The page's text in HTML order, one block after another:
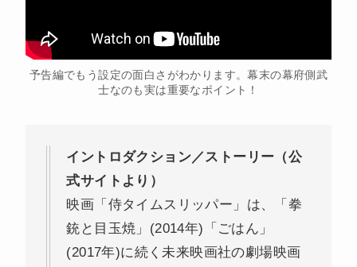
予告編でもう設定の面白さがわかります。幕末の幕府側武
士なのも実は重要なポイント！
イントロダクション／ストーリー（公
式サイトより）
映画「侍タイムスリッパー」は、「拳
銃と目玉焼」(2014年)「ごはん」
(2017年)に続く未来映画社の劇場映画